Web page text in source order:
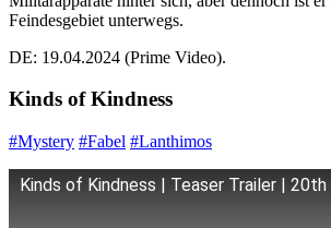
Feindesgebiet unterwegs.
DE: 19.04.2024 (Prime Video).
Kinds of Kindness
#Mystery #Fabel #Lanthimos
Kinds of Kindness | Teaser Trailer |